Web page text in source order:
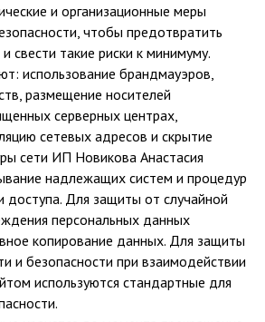
и организационные меры
чтобы предотвратить
свести такие риски к минимуму.
использование брандмауэров,
размещение носителей
серверных центрах,
сетевых адресов и скрытие
сети ИП Новикова Анастасия
надлежащих систем и процедур
доступа. Для защиты от случайной
персональных данных
копирование данных. Для защиты
и безопасности при взаимодействии
используются стандартные для